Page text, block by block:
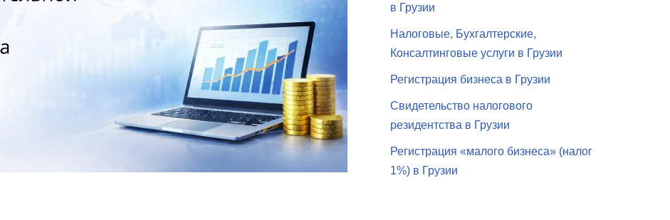
в Грузии
Налоговые, Бухгалтерские,
Консалтинговые услуги в Грузии
Регистрация бизнеса в Грузии
Свидетельство налогового
резидентства в Грузии
Регистрация «малого бизнеса» (налог
1%) в Грузии